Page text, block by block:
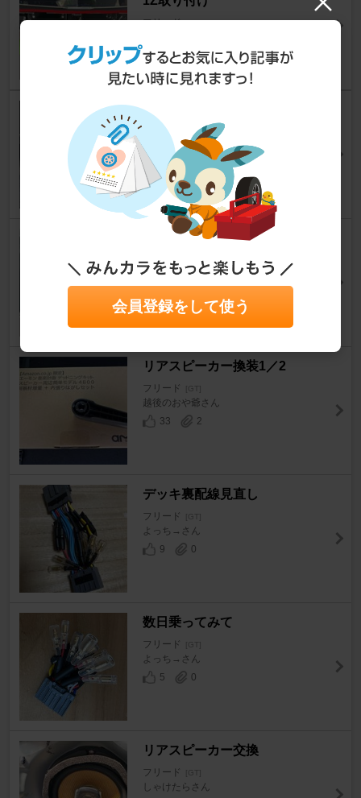
フリード [GT]
20
16
2-30. ツィーターの取付
フリード [GT]
バンビィさん
22
社外オーディオ取り付け
フリード [GT]
ともとも56さん
リアスピーカー換装1／2
フリード [GT]
越後のおや爺さん
33
2
デッキ裏配線見直し
フリード [GT]
よっち→さん
9
0
数日乗ってみて
フリード [GT]
よっち→さん
5
0
リアスピーカー交換
フリード [GT]
しゃけたらさん
会員登録をして使う